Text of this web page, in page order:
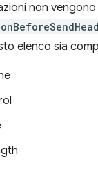
non
elenco sia